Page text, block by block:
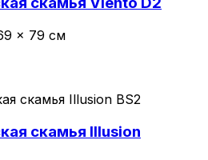
× 79 см
скамья Illusion